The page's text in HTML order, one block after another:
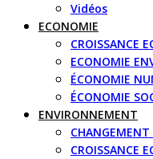
Vidéos
ECONOMIE
CROISSANCE
ECONOMIE
ÉCONOMIE
ÉCONOMIE
ENVIRONNEMENT
CROISSANCE